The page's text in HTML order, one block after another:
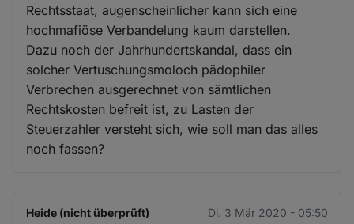
Rechtsstaat, augenscheinlicher kann sich eine
hochmafiöse Verbandelung kaum darstellen.
Dazu noch der Jahrhundertskandal, dass ein
solcher Vertuschungsmoloch pädophiler
Verbrechen ausgerechnet von sämtlichen
Rechtskosten befreit ist, zu Lasten der
Steuerzahler versteht sich, wie soll man das alles
noch fassen?
Heide (nicht überprüft) Di. 3 Mär 2020 - 05:50